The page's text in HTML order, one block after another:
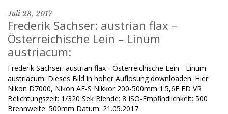
Juli 23, 2017
Frederik Sachser: austrian flax –
Österreichische Lein – Linum
austriacum:
Frederik Sachser: austrian flax - Österreichische Lein - Linum
austriacum: Dieses Bild in hoher Auflösung downloaden: Hier
Nikon D7000, Nikon AF-S Nikkor 200-500mm 1:5,6E ED VR
Belichtungszeit: 1/320 Sek Blende: 8 ISO-Empfindlichkeit: 500
Brennweite: 500mm Datum: 21.05.2017